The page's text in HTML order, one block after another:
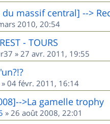
du massif central] -->
2010, 20:54
- TOURS
» 27 avr. 2011, 19:55
» 04 févr. 2011, 16:14
>La gamelle trophy
» 26 août 2008, 22:01